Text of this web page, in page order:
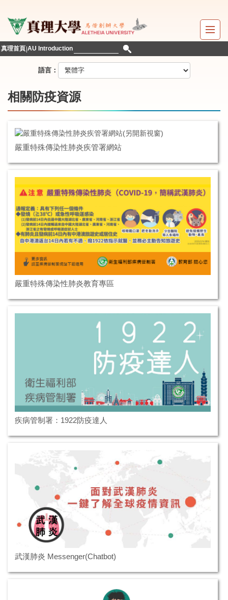
到
主
內
真理首頁 AU Introduction
語言：
相關防疫資源
嚴重特殊傳染性肺炎疾管署網站
嚴重特殊傳染性肺炎教育專區
疾病管制署：1922防疫達人
武漢肺炎 Messenger(Chatbot)